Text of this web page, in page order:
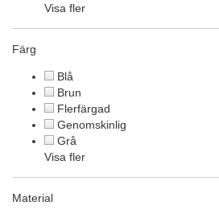
Visa fler
Färg
Blå
Brun
Flerfärgad
Genomskinlig
Grå
Visa fler
Material